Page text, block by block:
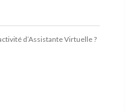
d’Assistante Virtuelle ?